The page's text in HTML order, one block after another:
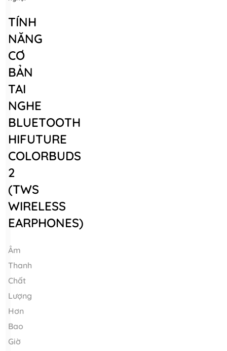
TÍNH
NĂNG
CƠ
BẢN
TAI
NGHE
BLUETOOTH
HIFUTURE
COLORBUDS
2
(TWS
WIRELESS
EARPHONES)
Âm
Thanh
Chất
Lượng
Hơn
Bao
Giờ